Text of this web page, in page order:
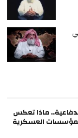
ماذا تعكس
للمؤسسات العسكرية